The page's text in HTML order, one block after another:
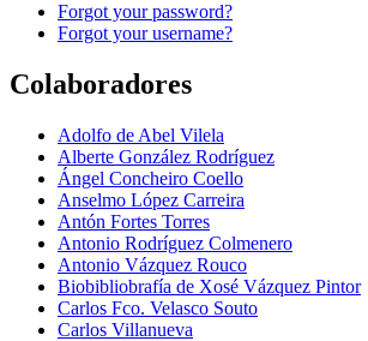
Forgot your password?
Forgot your username?
Colaboradores
Adolfo de Abel Vilela
Alberte González Rodríguez
Ángel Concheiro Coello
Anselmo López Carreira
Antón Fortes Torres
Antonio Rodríguez Colmenero
Antonio Vázquez Rouco
Biobibliobrafía de Xosé Vázquez Pintor
Carlos Fco. Velasco Souto
Carlos Villanueva